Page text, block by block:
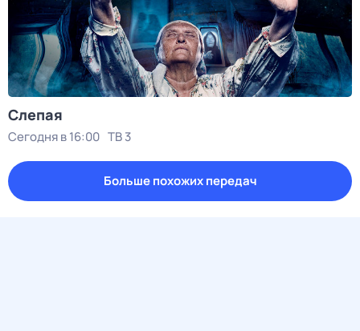
Слепая
Сегодня в 16:00 ТВ 3
Больше похожих передач